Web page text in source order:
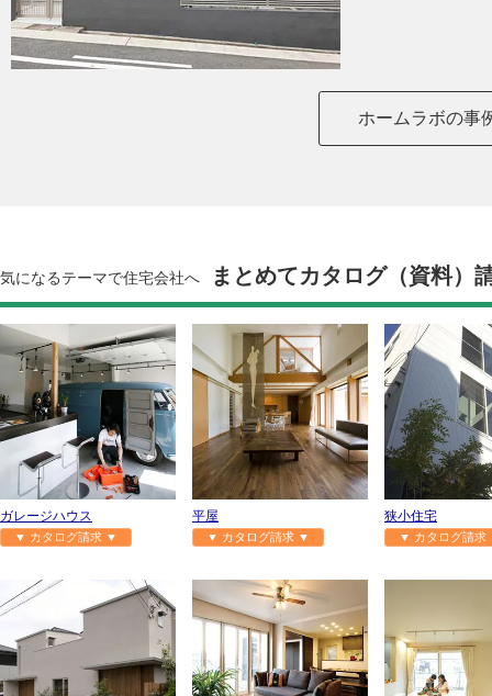
ホームラボの事
気になるテーマで住宅会社へ まとめてカタログ（資料）
ガレージハウス
▼ カタログ請求 ▼
平屋
▼ カタログ請求 ▼
狭小住宅
▼ カタログ請